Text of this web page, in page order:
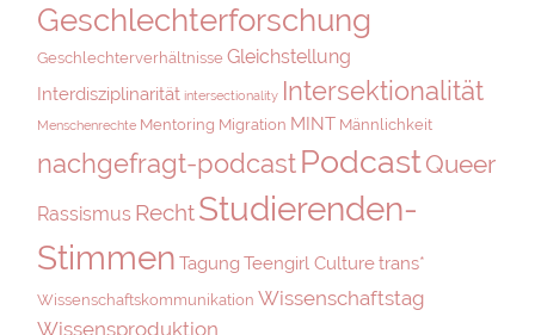
Geschlechterforschung
Geschlechterverhältnisse Gleichstellung
Interdisziplinarität intersectionality Intersektionalität
Menschenrechte Mentoring Migration MINT Männlichkeit
nachgefragt-podcastPodcastQueer
Rassismus RechtStudierenden-
Stimmen Tagung Teengirl Culturetrans*
Wissenschaftskommunikation Wissenschaftstag
Wissensproduktion